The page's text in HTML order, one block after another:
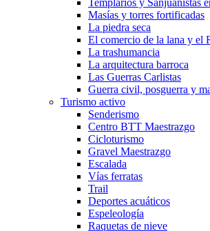
Templarios y Sanjuanistas
Masías y torres fortificadas
La piedra seca
El comercio de la lana y el
La trashumancia
La arquitectura barroca
Las Guerras Carlistas
Guerra civil, posguerra y
Turismo activo
Senderismo
Centro BTT Maestrazgo
Cicloturismo
Gravel Maestrazgo
Escalada
Vías ferratas
Trail
Deportes acuáticos
Espeleología
Raquetas de nieve